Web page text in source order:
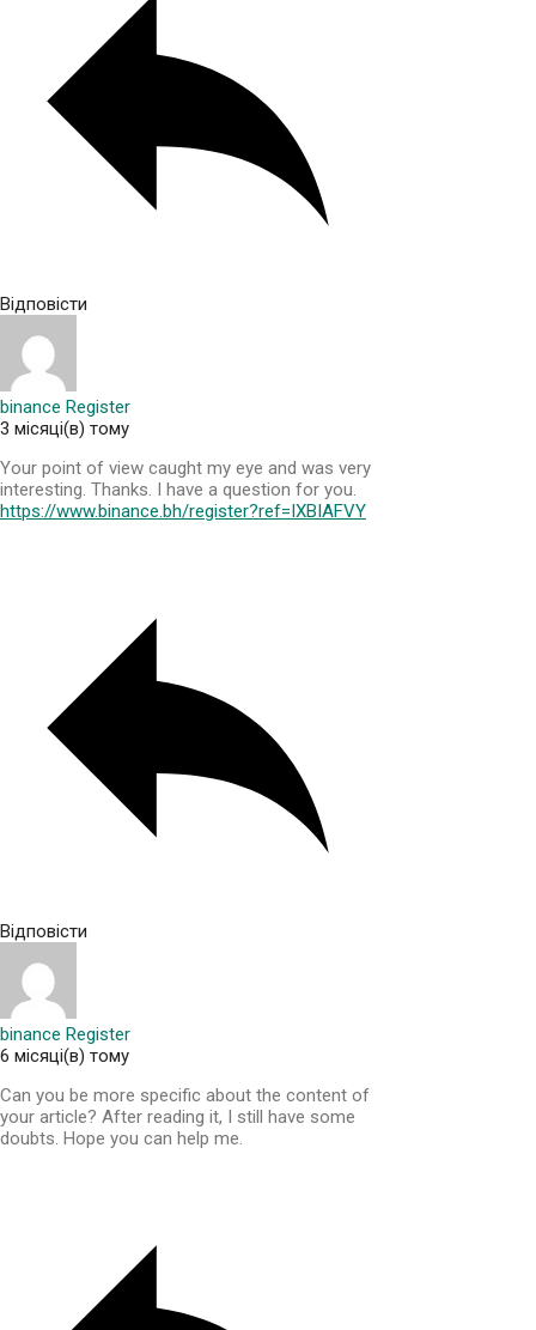
Відповісти
binance Register
3 місяці(в) тому
Your point of view caught my eye and was very
interesting. Thanks. I have a question for you.
https://www.binance.bh/register?ref=IXBIAFVY
Відповісти
binance Register
6 місяці(в) тому
Can you be more specific about the content of
your article? After reading it, I still have some
doubts. Hope you can help me.